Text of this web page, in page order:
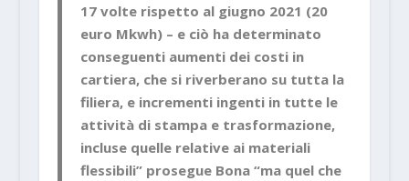
17 volte rispetto al giugno 2021 (20
euro Mkwh) – e ciò ha determinato
conseguenti aumenti dei costi in
cartiera, che si riverberano su tutta la
filiera, e incrementi ingenti in tutte le
attività di stampa e trasformazione,
incluse quelle relative ai materiali
flessibili” prosegue Bona “ma quel che